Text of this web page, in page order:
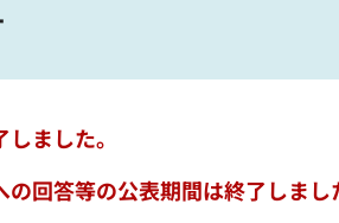
ました。
回答等の公表期間は終了しまし